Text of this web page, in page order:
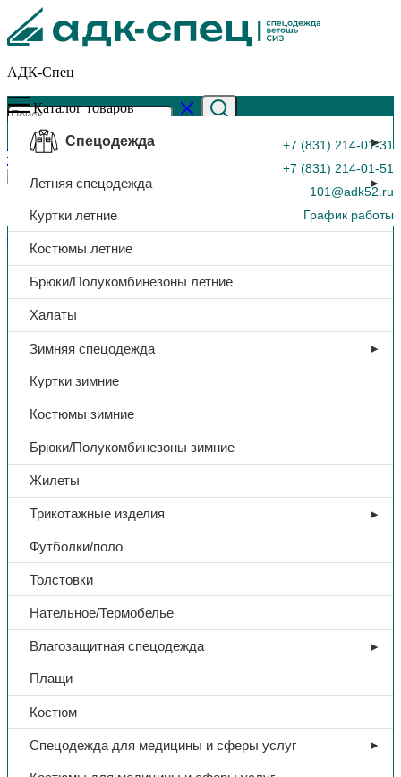
АДК-Спец
+7 (831) 214-01-31
+7 (831) 214-01-51
101@adk52.ru
График работы
0
Каталог товаров
Спецодежда
Летняя спецодежда
Куртки летние
Костюмы летние
Брюки/Полукомбинезоны летние
Халаты
Зимняя спецодежда
Куртки зимние
Костюмы зимние
Брюки/Полукомбинезоны зимние
Жилеты
Трикотажные изделия
Футболки/поло
Толстовки
Нательное/Термобелье
Влагозащитная спецодежда
Плащи
Костюм
Спецодежда для медицины и сферы услуг
Главная страница»Каталог»Тапочки иск. кожа «Чувяки»,
резина